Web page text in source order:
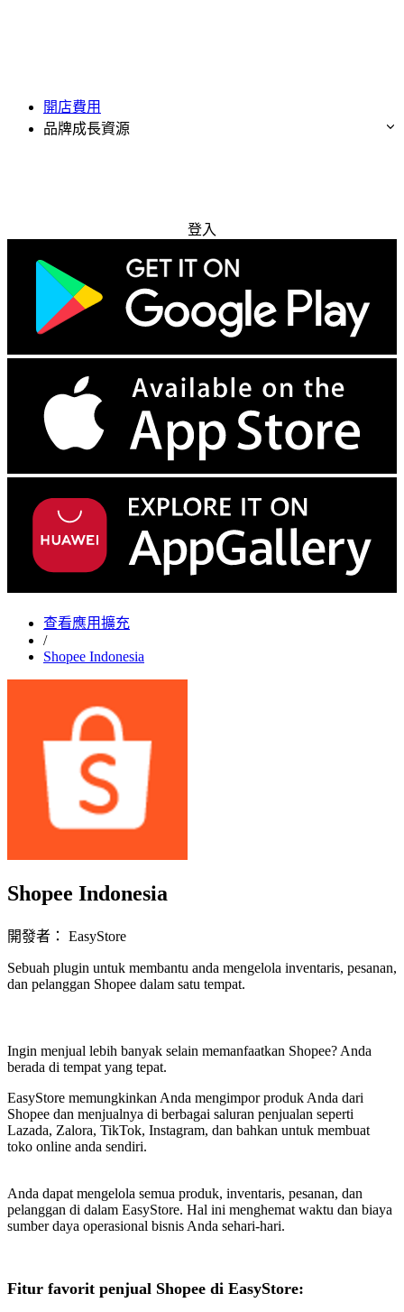
開店費用
品牌成長資源
登入
查看應用擴充
/
Shopee Indonesia
Shopee Indonesia
開發者： EasyStore
Sebuah plugin untuk membantu anda mengelola inventaris, pesanan,
dan pelanggan Shopee dalam satu tempat.
Ingin menjual lebih banyak selain memanfaatkan Shopee? Anda
berada di tempat yang tepat.
EasyStore memungkinkan Anda mengimpor produk Anda dari
Shopee dan menjualnya di berbagai saluran penjualan seperti
Lazada, Zalora, TikTok, Instagram, dan bahkan untuk membuat
toko online anda sendiri.
Anda dapat mengelola semua produk, inventaris, pesanan, dan
pelanggan di dalam EasyStore. Hal ini menghemat waktu dan biaya
sumber daya operasional bisnis Anda sehari-hari.
Fitur favorit penjual Shopee di EasyStore: